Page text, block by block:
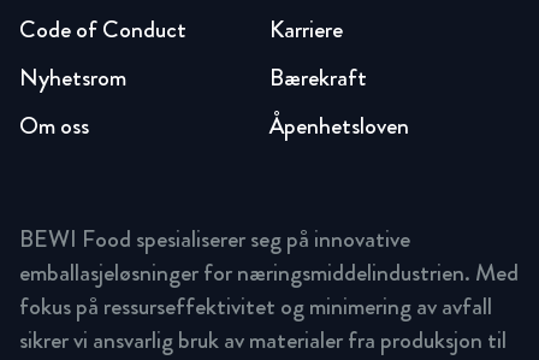
Karriere
Bærekraft
Åpenhetsloven
Code of Conduct
Nyhetsrom
Om oss
BEWI Food spesialiserer seg på innovative
emballasjeløsninger for næringsmiddelindustrien. Med
fokus på ressurseffektivitet og minimering av avfall
sikrer vi ansvarlig bruk av materialer fra produksjon til